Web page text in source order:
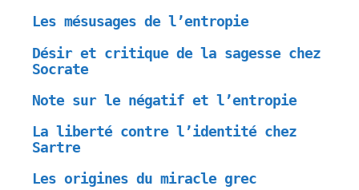
Les mésusages de l’entropie
Désir et critique de la sagesse chez
Socrate
Note sur le négatif et l’entropie
La liberté contre l’identité chez
Sartre
Les origines du miracle grec